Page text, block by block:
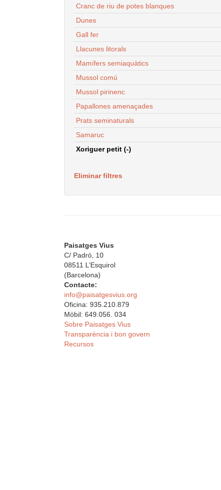
Cranc de riu de potes blanques
Dunes
Gall fer
Llacunes litorals
Mamífers semiaquàtics
Mussol comú
Mussol pirinenc
Papallones amenaçades
Prats seminaturals
Samaruc
Xoriguer petit (-)
Eliminar filtres
Paisatges Vius
C/ Padró, 10
08511 L’Esquirol
(Barcelona)
Contacte:
info@paisatgesvius.org
Oficina: 935.210.879
Mòbil: 649.056. 034
Sobre Paisatges Vius
Transparència i bon govern
Recursos